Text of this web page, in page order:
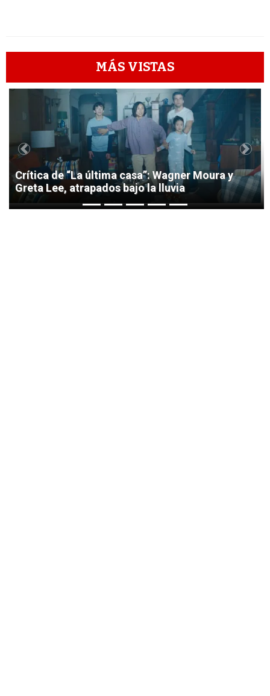
MÁS VISTAS
1
Crítica de “La última casa”: Wagner Moura y
Greta Lee, atrapados bajo la lluvia
Previous Next